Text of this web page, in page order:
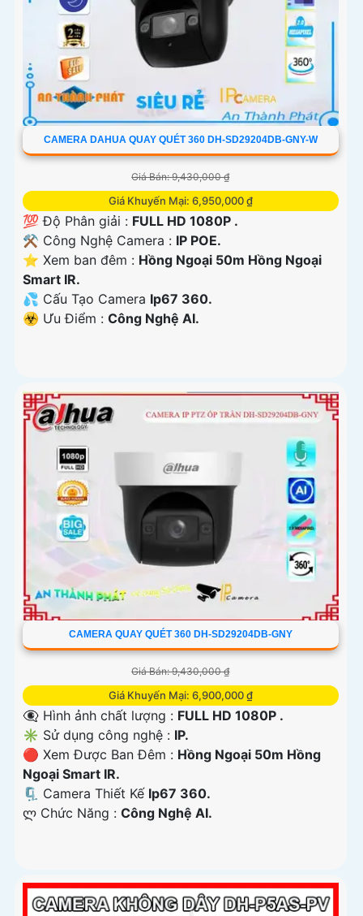
CAMERA DAHUA QUAY QUÉT 360 DH-SD29204DB-GNY-W
Giá Bán: 9,430,000 ₫
Giá Khuyến Mại: 6,950,000 ₫
💯 Độ Phân giải : FULL HD 1080P .
⚒ Công Nghệ Camera : IP POE.
⭐ Xem ban đêm : Hồng Ngoại 50m Hồng Ngoại
Smart IR.
💦 Cấu Tạo Camera Ip67 360.
️☣️ Ưu Điểm : Công Nghệ AI.
CAMERA QUAY QUÉT 360 DH-SD29204DB-GNY
Giá Bán: 9,430,000 ₫
Giá Khuyến Mại: 6,900,000 ₫
👁️‍🗨 Hình ảnh chất lượng : FULL HD 1080P .
✳️ Sử dụng công nghệ : IP.
🔴 Xem Được Ban Đêm : Hồng Ngoại 50m Hồng
Ngoại Smart IR.
🗜️ Camera Thiết Kế Ip67 360.
️ლ Chức Năng : Công Nghệ AI.